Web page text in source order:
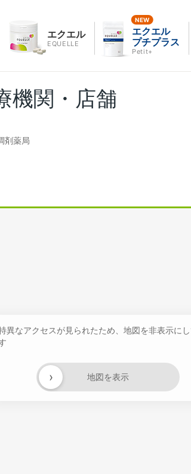
エクエル
EQUELLE
エクエル
プチプラス
Petit+
機関・店舗
剤薬局
異なアクセスが見られたため、地図を非表示にし
地図を表示
›